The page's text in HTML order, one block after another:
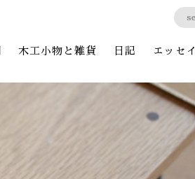
木工小物と雑貨 日記 エッセイ